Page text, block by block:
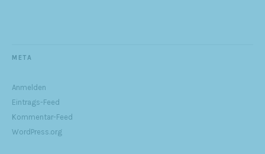
META
Anmelden
Eintrags-Feed
Kommentar-Feed
WordPress.org